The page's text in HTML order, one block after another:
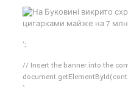
‘;
// Insert the banner into the